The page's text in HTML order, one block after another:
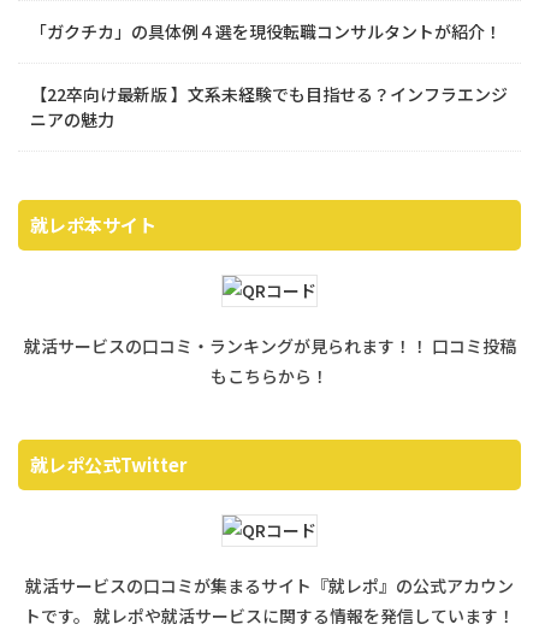
「ガクチカ」の具体例４選を現役転職コンサルタントが紹介！
【22卒向け最新版 】文系未経験でも目指せる？インフラエンジ
ニアの魅力
就レポ本サイト
就活サービスの口コミ・ランキングが見られます！！ 口コミ投稿
もこちらから！
就レポ公式Twitter
就活サービスの口コミが集まるサイト『就レポ』の公式アカウン
トです。 就レポや就活サービスに関する情報を発信しています！